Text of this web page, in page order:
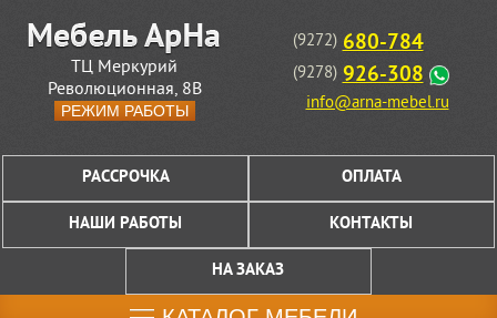
ТЦ Меркурий
Революционная, 8В
РЕЖИМ РАБОТЫ
(9272) 680-784
(9278) 926-308
info@arna-mebel.ru
РАССРОЧКА ОПЛАТА
НАШИ РАБОТЫ КОНТАКТЫ
НА ЗАКАЗ